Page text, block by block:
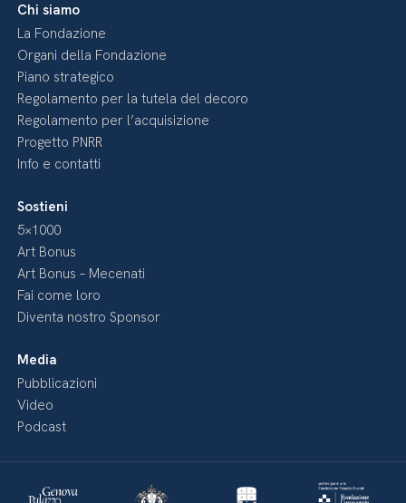
Chi siamo
La Fondazione
Organi della Fondazione
Piano strategico
Regolamento per la tutela del decoro
Regolamento per l’acquisizione
Progetto PNRR
Info e contatti
Sostieni
5×1000
Art Bonus
Art Bonus – Mecenati
Fai come loro
Diventa nostro Sponsor
Media
Pubblicazioni
Video
Podcast